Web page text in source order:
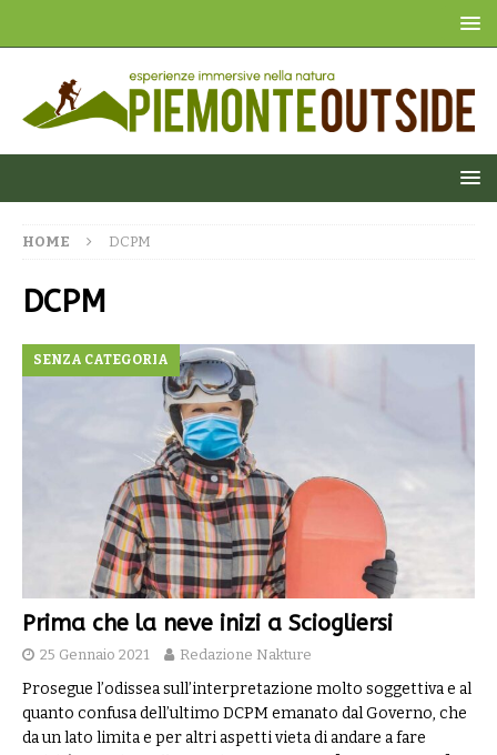
HOME DCPM
DCPM
SENZA CATEGORIA
Prima che la neve inizi a Sciogliersi
25 Gennaio 2021 Redazione Nakture
Prosegue l’odissea sull’interpretazione molto soggettiva e al
quanto confusa dell’ultimo DCPM emanato dal Governo, che
da un lato limita e per altri aspetti vieta di andare a fare